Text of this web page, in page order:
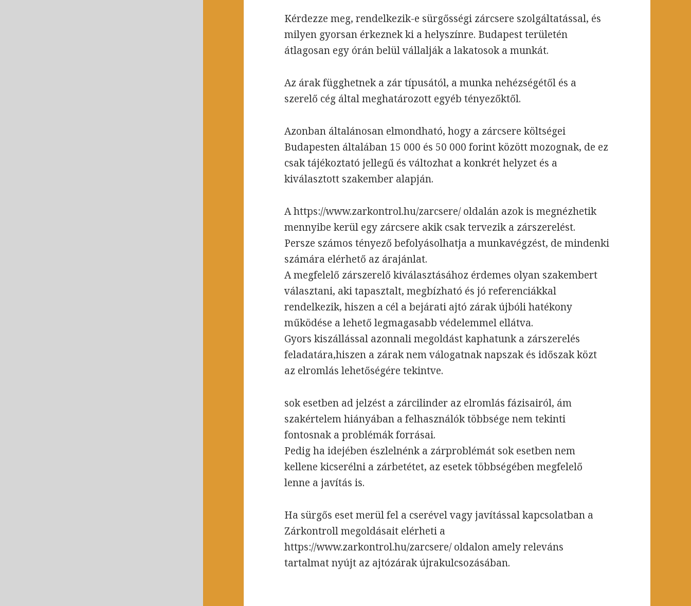
Kérdezze meg, rendelkezik-e sürgősségi zárcsere szolgáltatással, és
milyen gyorsan érkeznek ki a helyszínre. Budapest területén
átlagosan egy órán belül vállalják a lakatosok a munkát.
Az árak függhetnek a zár típusától, a munka nehézségétől és a
szerelő cég által meghatározott egyéb tényezőktől.
Azonban általánosan elmondható, hogy a zárcsere költségei
Budapesten általában 15 000 és 50 000 forint között mozognak, de ez
csak tájékoztató jellegű és változhat a konkrét helyzet és a
kiválasztott szakember alapján.
A https://www.zarkontrol.hu/zarcsere/ oldalán azok is megnézhetik
mennyibe kerül egy zárcsere akik csak tervezik a zárszerelést.
Persze számos tényező befolyásolhatja a munkavégzést, de mindenki
számára elérhető az árajánlat.
A megfelelő zárszerelő kiválasztásához érdemes olyan szakembert
választani, aki tapasztalt, megbízható és jó referenciákkal
rendelkezik, hiszen a cél a bejárati ajtó zárak újbóli hatékony
működése a lehető legmagasabb védelemmel ellátva.
Gyors kiszállással azonnali megoldást kaphatunk a zárszerelés
feladatára,hiszen a zárak nem válogatnak napszak és időszak közt
az elromlás lehetőségére tekintve.
sok esetben ad jelzést a zárcilinder az elromlás fázisairól, ám
szakértelem hiányában a felhasználók többsége nem tekinti
fontosnak a problémák forrásai.
Pedig ha idejében észlelnénk a zárproblémát sok esetben nem
kellene kicserélni a zárbetétet, az esetek többségében megfelelő
lenne a javítás is.
Ha sürgős eset merül fel a cserével vagy javítással kapcsolatban a
Zárkontroll megoldásait elérheti a
https://www.zarkontrol.hu/zarcsere/ oldalon amely releváns
tartalmat nyújt az ajtózárak újrakulcsozásában.